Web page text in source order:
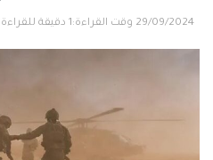
29/09/2024 وقت القراءة:1 دقيقة للقراءة